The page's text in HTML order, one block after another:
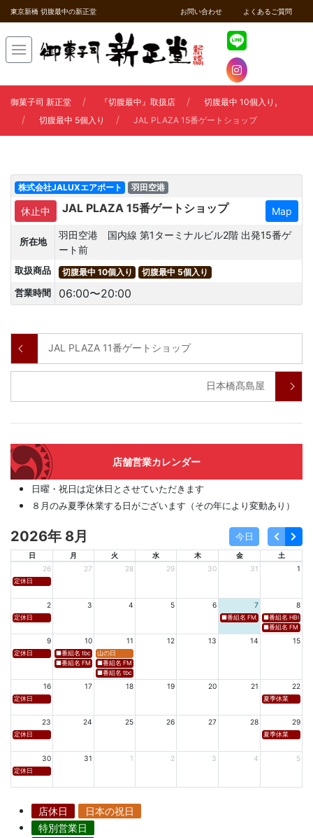
東京新橋 切腹最中の新正堂 お問い合わせ よくあるご質問
御菓子司 新正堂 『切腹最中』取扱店 切腹最中 10個入り ,
切腹最中 5個入り JAL PLAZA 15番ゲートショップ
株式会社JALUXエアポート 羽田空港
Map
休止中 JAL PLAZA 15番ゲートショップ
所在地
羽田空港 国内線 第1ターミナルビル2階 出発15番ゲ
ート前
取扱商品 切腹最中 10個入り
切腹最中 5個入り
営業時間
06:00〜20:00
JAL PLAZA 11番ゲートショップ
日本橋髙島屋
店舗営業カレンダー
日曜・祝日は定休日とさせていただきます
８月のみ夏季休業する日がございます（その年により変動あり）
2026年 8月 今日
日 月 火 水 木 金
土
26
27 28 29 30 31 1
定休日
2 3 4 5 6 7 8
定休日 ■番組名 FM新潟「SOUND
■番組名 HBC北
■番組名 FM 福
9 10 11 12 13 14 15
定休日 ■番組名 tbcラジオ「en∞Voyage(エン・ボヤージュ)」 ■放送日時 https://www.tbc-
山の日
■番組名 FM秋田「mix」 ■放送日時 https://www.fm-akita.co.jp/program/ ※黒沢 薫、安岡
■番組名 FM山形「WAVE4yamagata EXCEED」 ■放送日時 https://
■番組名 tbc東北放送「ウォッチン！みやぎ」 ■放送日時 https://www.tbc-
16 17 18 19 20 21 22
定休日 夏季休業
23 24 25 26 27 28 29
定休日 夏季休業
30 31 1 2 3 4 5
定休日
店休日
日本の祝日
特別営業日